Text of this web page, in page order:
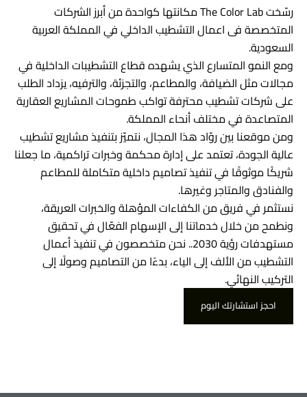
رسّخت The Color Lab مكانتها كواحدة من أبرز الشركات
المتخصصة فى اعمال التشطيب الداخلي في المملكة العربية
السعودية.
ومع النمو المتسارع الذي يشهده قطاع التشطيبات الداخلية في
مجالات مثل الضيافة، والمطاعم، والتجزئة، والترفيه، يزداد الطلب
على شركات تشطيب محترفة تواكب طموحات المشاريع العقارية
المتصاعدة في مختلف أنحاء المملكة.
ومن موقعنا بين روّاد هذا المجال، نتميّز بتنفيذ مشاريع تشطيب
عالية الجودة، تعتمد على إدارة محكمة وخبرات تراكمية، ما جعلنا
شريكًا موثوقًا في تنفيذ تصاميم داخلية متكاملة للمطاعم
والفنادق والمتاجر وغيرها.
نستثمر في فريق من الكفاءات المؤهلة والخبرات العريقة،
ونطمح من خلال خدماتنا إلى الإسهام الفعّال في تحقيق
مستهدفات رؤية 2030.. نحن متخصصون في تنفيذ أعمال
التشطيب من الألف إلى الياء، بدءًا من التصاميم وصولًا إلى
التركيب النهائي.
احجز استشارتك اليوم
احجز استشارتك اليوم